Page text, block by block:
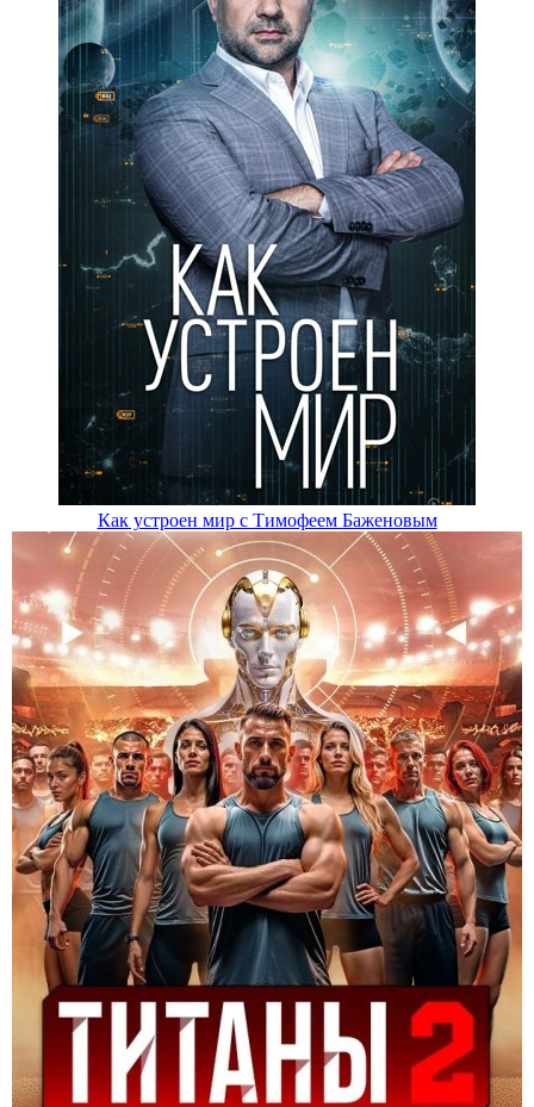
Как устроен мир с Тимофеем Баженовым